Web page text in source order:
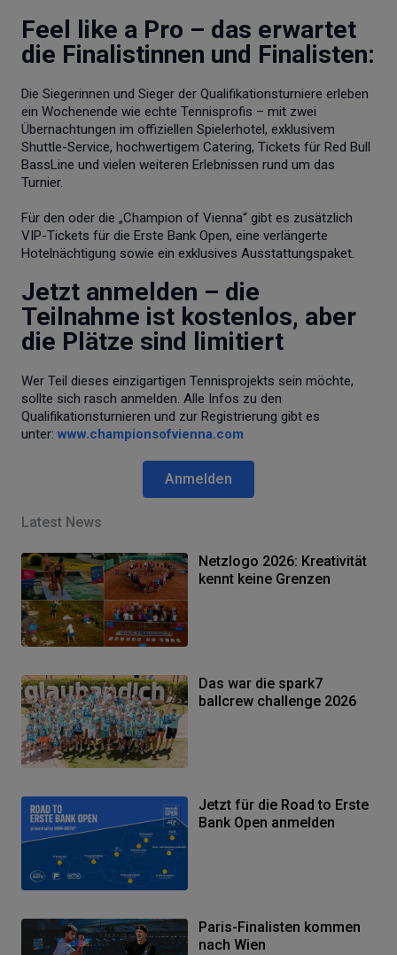
Feel like a Pro – das erwartet
die Finalistinnen und Finalisten:
Die Siegerinnen und Sieger der Qualifikationsturniere erleben
ein Wochenende wie echte Tennisprofis – mit zwei
Übernachtungen im offiziellen Spielerhotel, exklusivem
Shuttle-Service, hochwertigem Catering, Tickets für Red Bull
BassLine und vielen weiteren Erlebnissen rund um das
Turnier.
Für den oder die „Champion of Vienna“ gibt es zusätzlich
VIP-Tickets für die Erste Bank Open, eine verlängerte
Hotelnächtigung sowie ein exklusives Ausstattungspaket.
Jetzt anmelden – die
Teilnahme ist kostenlos, aber
die Plätze sind limitiert
Wer Teil dieses einzigartigen Tennisprojekts sein möchte,
sollte sich rasch anmelden. Alle Infos zu den
Qualifikationsturnieren und zur Registrierung gibt es
unter: www.championsofvienna.com
Anmelden
Latest News
Netzlogo 2026: Kreativität
kennt keine Grenzen
Das war die spark7
ballcrew challenge 2026
Jetzt für die Road to Erste
Bank Open anmelden
Paris-Finalisten kommen
nach Wien